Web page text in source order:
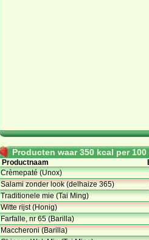
Producten waar 350 kcal per
Productnaam
Crèmepaté (Unox)
Salami zonder look (delhaize 365)
Traditionele mie (Tai Ming)
Witte rijst (Honig)
Farfalle, nr 65 (Barilla)
Maccheroni (Barilla)